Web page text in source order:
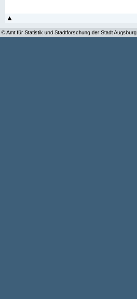
© Amt für Statistik und Stadtforschung der Stadt Augsburg